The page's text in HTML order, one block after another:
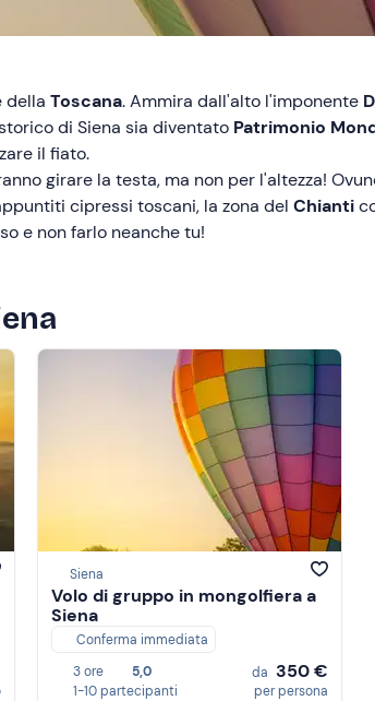
della Toscana. Ammira dall'alto l'imponente
di Siena sia diventato Patrimonio
il fiato.
girare la testa, ma non per l'altezza!
cipressi toscani, la zona del Chianti
e non farlo neanche tu!
Siena
Volo di gruppo in mongolfiera a
Siena
Conferma immediata
3 ore
5,0
1-10 partecipanti
da 350 €
per persona